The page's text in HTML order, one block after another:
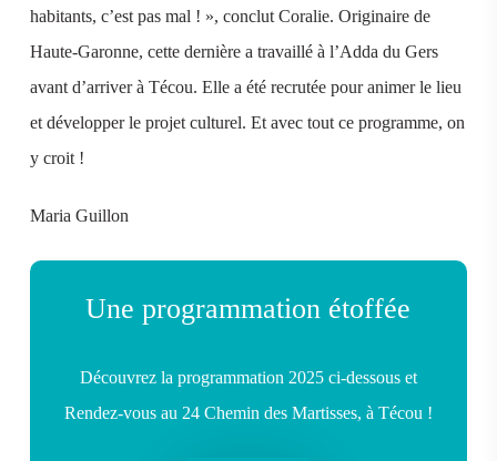
habitants, c’est pas mal ! », conclut Coralie. Originaire de
Haute-Garonne, cette dernière a travaillé à l’Adda du Gers
avant d’arriver à Técou. Elle a été recrutée pour animer le lieu
et développer le projet culturel. Et avec tout ce programme, on
y croit !
Maria Guillon
Une programmation étoffée
Découvrez la programmation 2025 ci-dessous et
Rendez-vous au 24 Chemin des Martisses, à Técou !